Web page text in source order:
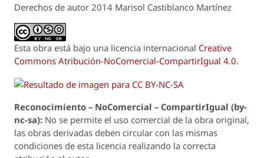
Derechos de autor 2014 Marisol Castiblanco Martínez
Esta obra está bajo una licencia internacional Creative
Commons Atribución-NoComercial-CompartirIgual 4.0.
Reconocimiento – NoComercial – CompartirIgual (by-
nc-sa): No se permite el uso comercial de la obra original,
las obras derivadas deben circular con las mismas
condiciones de esta licencia realizando la correcta